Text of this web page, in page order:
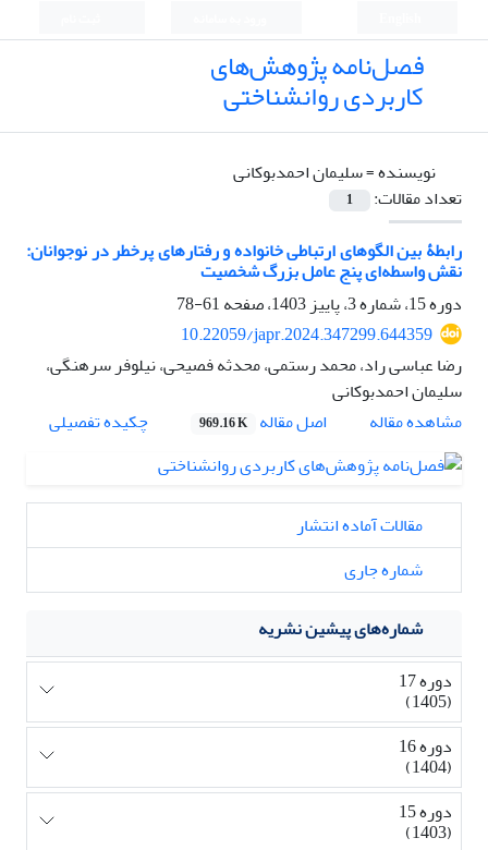
فصل‌نامه پژوهش‌های
کاربردی روانشناختی
نویسنده =سلیمان احمدبوکانی
تعداد مقالات:
1
رابطۀ بین الگوهای ارتباطی خانواده و رفتارهای پرخطر در نوجوانان:
نقش واسطه‌ای پنج عامل بزرگ شخصیت
دوره 15، شماره 3، پاییز 1403، صفحه
61-78
10.22059/japr.2024.347299.644359
رضا عباسی راد، محمد رستمی، محدثه فصیحی، نیلوفر سرهنگی،
سلیمان احمدبوکانی
مشاهده مقاله
اصل مقاله 969.16 K چکیده تفصیلی
مقالات آماده انتشار
شماره جاری
شماره‌های پیشین نشریه
دوره 17
(1405)
دوره 16
(1404)
دوره 15
(1403)